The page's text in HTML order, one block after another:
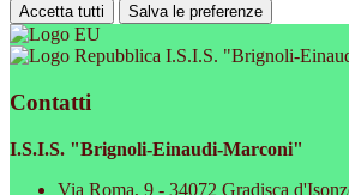
Accetta tutti Salva le preferenze
I.S.I.S. "Brignoli-
Contatti
I.S.I.S. "Brignoli-Einaudi-Marconi"
Via Roma, 9 - 34072 Gradisca